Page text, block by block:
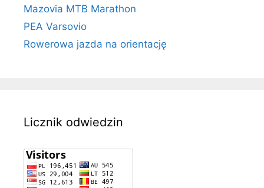
Mazovia MTB Marathon
PEA Varsovio
Rowerowa jazda na orientację
Licznik odwiedzin